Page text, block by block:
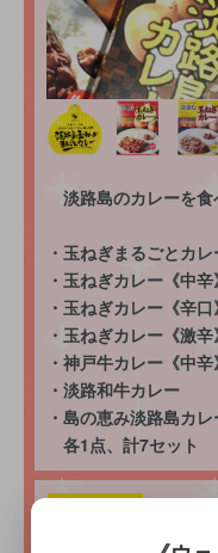
淡路島のカレーを食
・玉ねぎまるごとカレ
・玉ねぎカレー《中辛
・玉ねぎカレー《辛口
・玉ねぎカレー《激辛
・神戸牛カレー《中辛
・淡路和牛カレー
・島の恵み淡路島カレ
各1点、計7セット